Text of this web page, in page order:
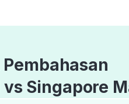
Singapore